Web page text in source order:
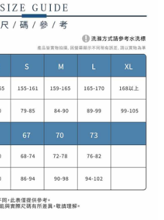
ルされます。「転専審査」に未通過の状況が
評価基準に達していないことを意味し、評価
かねます。
書に統合されず、「OP Pay Later」は毎月の
ーのSMSを送信します。
求書を開いた後、「コンビニバーコード／台湾
支払い／iPASS MONEY」などのチャネルで
株式会社」（以下「当社」といいます）によ
引時に本サービスを通じて商品やサービスを
売買／分割払い売買の債権を当社に譲渡した
求書で帳款を支払うことになります。
る契約関係の目的から、店舗はあなたの個人
があなた本人と分割請求書に必要な情報の確
す。
に支払い通知のSMSが届きます。アプリ会員
ッシュ通知が届きます。
は不要です。商品を確かめてから、SMSまた
大コンビニ、またはATM/オンラインバンキン
以内ですので、ご注意ください。AFTEE アプ
会員になるとお支払い期限を最長 45 日以内
求した期日と、AFTEEで延長できる日数をも
で注文すると、商品を受け取るまで支払い期限
限内に受け取れない場合があります（例：予
遅い商品）。そのため、商品到着の有無に関
た期限内にお支払いください。
に、認証結果及び当社の審査の結果に基づ
。